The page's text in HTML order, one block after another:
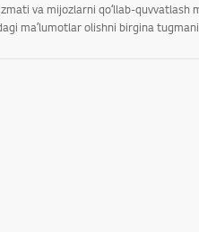
va mijozlarni qoʻllab-
maʼlumotlar olishni birgina